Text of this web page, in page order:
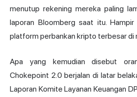
menutup rekening mereka paling
laporan Bloomberg saat itu. Hampir
platform perbankan kripto terbesar di
Apa yang kemudian disebut
Chokepoint 2.0 berjalan di latar
Laporan Komite Layanan Keuangan